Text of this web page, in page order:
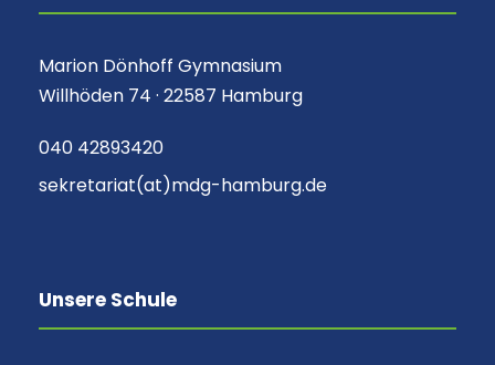
Marion Dönhoff Gymnasium
Willhöden 74 · 22587 Hamburg
040 42893420
sekretariat(at)mdg-hamburg.de
Unsere Schule